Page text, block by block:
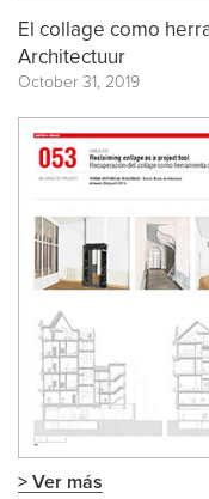
El collage como
Architectuur
October 31, 2019
> Ver más